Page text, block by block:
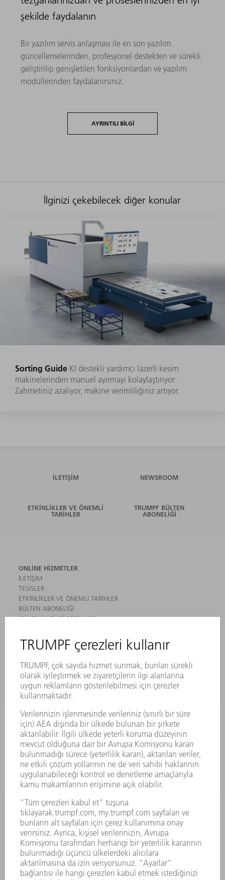
şekilde faydalanın
Bir yazılım servis anlaşması ile en son yazılım
güncellemelerinden, profesyonel destekten ve sürekli
geliştirilip genişletilen fonksiyonlardan ve yazılım
modüllerinden faydalanırsınız.
AYRINTILI BILGI
İlginizi çekebilecek diğer konular
Sorting Guide KI destekli yardımcı lazerli kesim
makinelerinden manuel ayırmayı kolaylaştırıyor:
Zahmetiniz azalıyor, makine verimliliğiniz artıyor.
İLETIŞIM NEWSROOM
ETKINLIKLER VE ÖNEMLI
TARIHLER
TRUMPF BÜLTEN
ABONELIĞI
ONLINE HIZMETLER
İLETIŞIM
TESISLER
ETKINLIKLER VE ÖNEMLI TARIHLER
BÜLTEN ABONELIĞI
GÜVENLIK BILGI FORMLARI
MAKINALAR VE SISTEMLER
LAZER
ELEKTRIKLI ALETLER
SMART FACTORY
YAZILIM
SERVISLER
UYGULAMALAR
SEKTÖRLER
ŞIRKET
KARIYER
SUNULAN POZISYONLAR
ŞIRKET PROFILI
YÖNETIM
FAALIYET RAPORU
ŞIRKET PRENSIPLERI
MEVZUATLARA UYUM
BILDIRIM SISTEMI
GÜVENLIK
BASIN BÜLTENLERI
DERGILER
SÜRDÜRÜLEBILIRLIK
ÇEVRE VE IKLIM
SOSYAL VE TOPLUMSAL KONULAR